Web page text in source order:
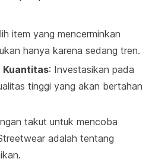
item yang mencerminkan
hanya karena sedang tren.
Kuantitas: Investasikan pada
tinggi yang akan bertahan
takut untuk mencoba
adalah tentang